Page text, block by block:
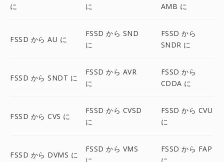
に
に
AMB に
FSSD から AU に
FSSD から SND
に
FSSD から
SNDR に
FSSD から SNDT に
FSSD から AVR
に
FSSD から
CDDA に
FSSD から CVS に
FSSD から CVSD
に
FSSD から CVU
に
FSSD から DVMS に
FSSD から VMS
FSSD から FAP